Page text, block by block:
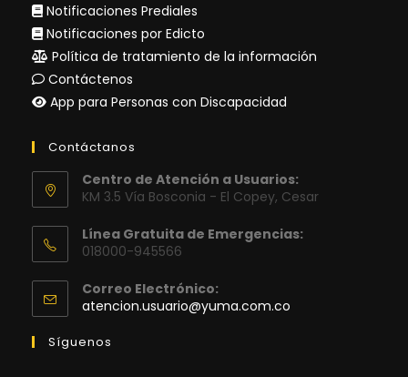
Notificaciones Prediales
Notificaciones por Edicto
Política de tratamiento de la información
Contáctenos
App para Personas con Discapacidad
Contáctanos
Centro de Atención a Usuarios:
KM 3.5 Vía Bosconia - El Copey, Cesar
Línea Gratuita de Emergencias:
018000-945566
Correo Electrónico:
atencion.usuario@yuma.com.co
Síguenos